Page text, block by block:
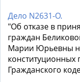
Дело N2631-О.
"Об отказе в
граждан
Марии Юрьевны
конституционных
Гражданского